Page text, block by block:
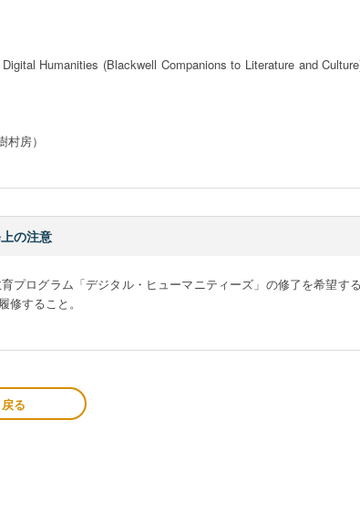
Humanities (Blackwell Companions to Literature and
房）
の注意
プログラム「デジタル・ヒューマニティーズ」の修了を希望す
すること。
戻る